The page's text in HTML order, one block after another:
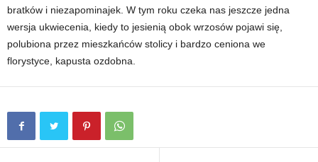
bratków i niezapominajek. W tym roku czeka nas jeszcze jedna
wersja ukwiecenia, kiedy to jesienią obok wrzosów pojawi się,
polubiona przez mieszkańców stolicy i bardzo ceniona we
florystyce, kapusta ozdobna.